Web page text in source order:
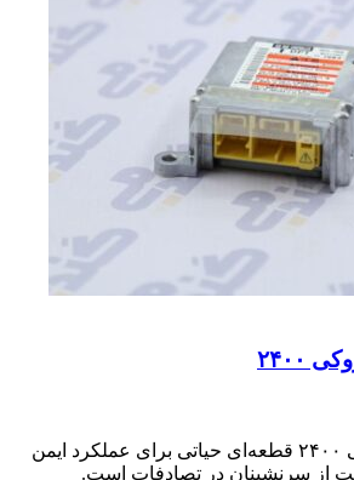
۲۴۰۰
کامپیوتر ایربگ سوزوکی ۲۴۰۰ قطعه‌ای حیاتی برای عملکرد ایمن
از سرنشینان در تصادفات است.